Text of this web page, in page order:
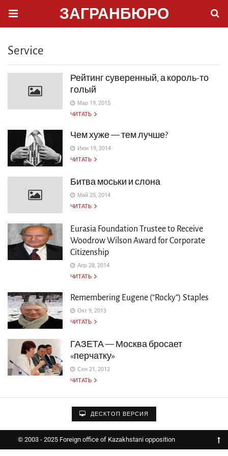
ЗАГРАНБЮРО
Service
Рейтинг суверенный, а король-то
голый
Мар 19, 2015
ЧИТАТЬ
Чем хуже — тем лучше?
Июн 19, 2014
ЧИТАТЬ
Битва моськи и слона
Май 25, 2014
ЧИТАТЬ
Eurasia Foundation Trustee to Receive
Woodrow Wilson Award for Corporate
Citizenship
Апр 28, 2014
ЧИТАТЬ
Remembering Eugene (“Rocky”) Staples
Окт 9, 2013
ЧИТАТЬ
ГАЗЕТА — Москва бросает
«перчатку»
Сен 21, 2012
ЧИТАТЬ
ДЕСКТОП ВЕРСИЯ
© 2003 - 2025 Foreign office of Kazakhstani opposition